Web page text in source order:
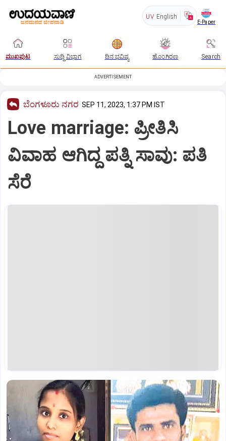
UV English
E-Paper
ಮುಖಪುಟ ಸುದ್ದಿ ವಿಭಾಗ ದಿನ ಭವಿಷ್ಯ ಹೊಂಗಿರಣ Search
ADVERTISEMENT
ಬೆಂಗಳೂರು ನಗರ SEP 11, 2023, 1:37 PM IST
Love marriage: ಪ್ರೀತಿಸಿ
ವಿವಾಹ ಆಗಿದ್ದ ಪತ್ನಿ ಸಾವು: ಪತಿ
ಸೆರೆ